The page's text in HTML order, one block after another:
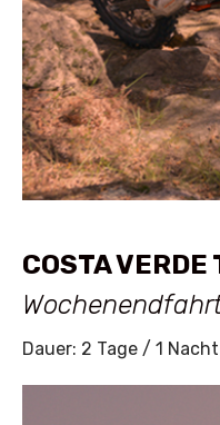
COSTA VERDE
Dauer: 2 Tage / 1